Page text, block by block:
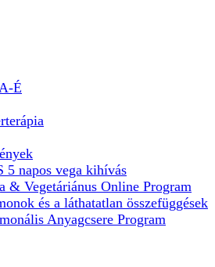
É
5 napos vega kihívás
& Vegetáriánus Online Program
és a láthatatlan összefüggések
Anyagcsere Program